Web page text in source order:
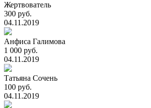
Жертвователь
300 руб.
04.11.2019
Анфиса Галимова
1 000 руб.
04.11.2019
Татьяна Сочень
100 руб.
04.11.2019